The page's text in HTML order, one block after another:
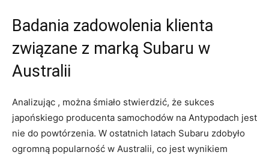
Badania zadowolenia ​klienta
związane z marką Subaru ⁤w
Australii
Analizując , ⁤można śmiało stwierdzić, że sukces
japońskiego producenta samochodów na Antypodach jest
nie do powtórzenia. W ostatnich⁢ latach Subaru zdobyło
ogromną popularność⁤ w Australii, co jest wynikiem